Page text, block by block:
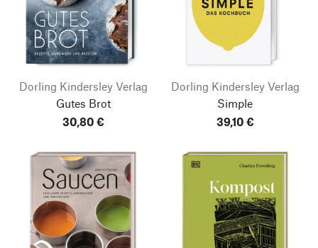
Dorling Kindersley Verlag
Gutes Brot
30,80 €
Dorling Kindersley Verlag
Simple
39,10 €